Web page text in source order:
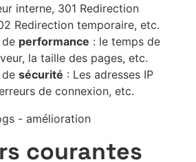
interne, 301 Redirection
Redirection temporaire, etc.
performance : le temps de
la taille des pages, etc.
sécurité : Les adresses IP
de connexion, etc.
courantes